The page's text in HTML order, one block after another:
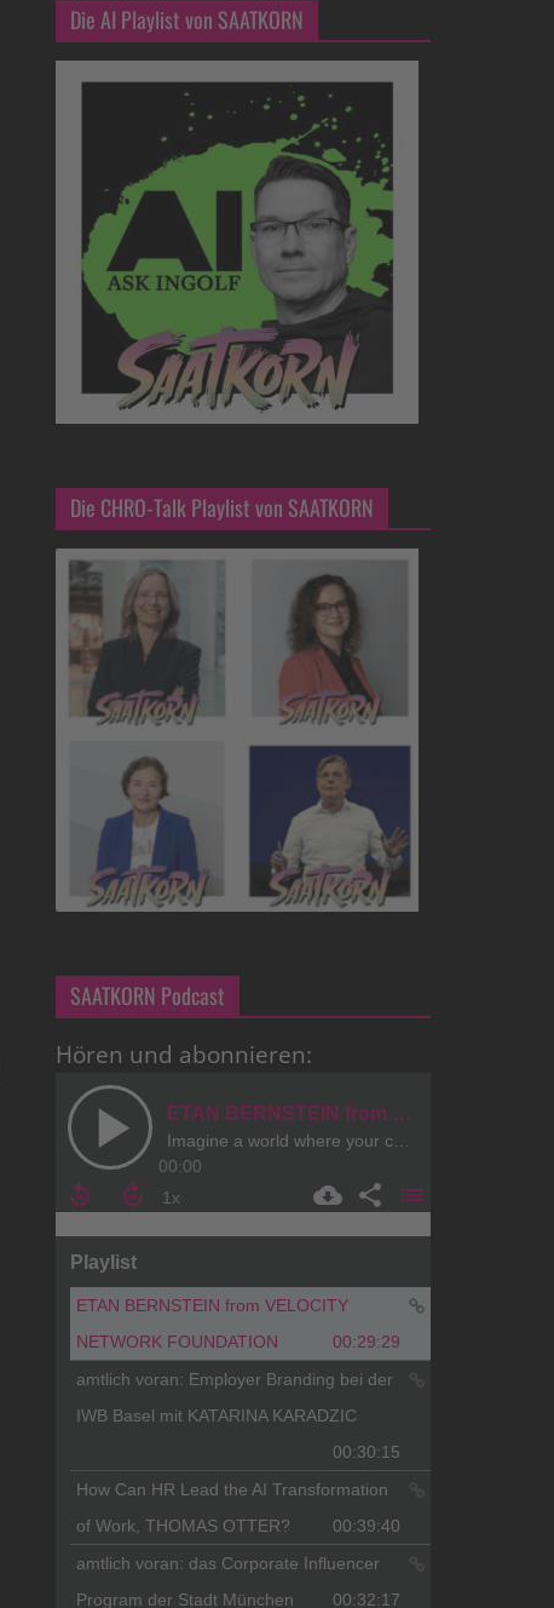
Die AI Playlist von SAATKORN
Die CHRO-Talk Playlist von SAATKORN
SAATKORN Podcast
Hören und abonnieren: